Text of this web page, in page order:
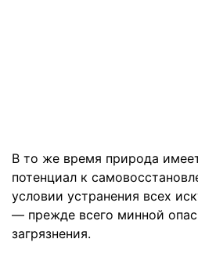
В то же время природа
потенциал к
условии устранения всех
— прежде всего минной
загрязнения.